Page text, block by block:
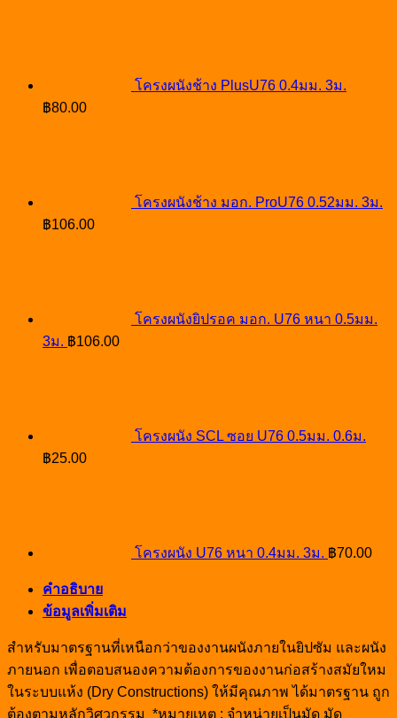
โครงผนังช้าง PlusU76 0.4มม. 3ม.
฿80.00
โครงผนังช้าง มอก. ProU76 0.52มม. 3ม.
฿106.00
โครงผนังยิปรอค มอก. U76 หนา 0.5มม.
3ม. ฿106.00
โครงผนัง SCL ซอย U76 0.5มม. 0.6ม.
฿25.00
โครงผนัง U76 หนา 0.4มม. 3ม. ฿70.00
คำอธิบาย
ข้อมูลเพิ่มเติม
สำหรับมาตรฐานที่เหนือกว่าของงานผนังภายในยิปซัม และผนัง
ภายนอก เพื่อตอบสนองความต้องการของงานก่อสร้างสมัยใหม
ในระบบแห้ง (Dry Constructions) ให้มีคุณภาพ ได้มาตรฐาน ถูก
ต้องตามหลักวิศวกรรม *หมายเหตุ : จำหน่ายเป็นมัด มัด